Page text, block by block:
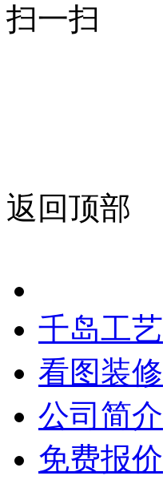
扫一扫
返回顶部
千岛工艺
看图装修
公司简介
免费报价